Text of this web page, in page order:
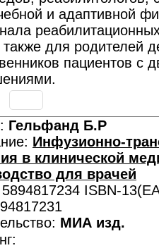
и адаптивной
также для родителей
пациентов с
Гельфанд Б.Р
Инфузионно-
в клинической
для врачей
ISBN-
МИА изд.